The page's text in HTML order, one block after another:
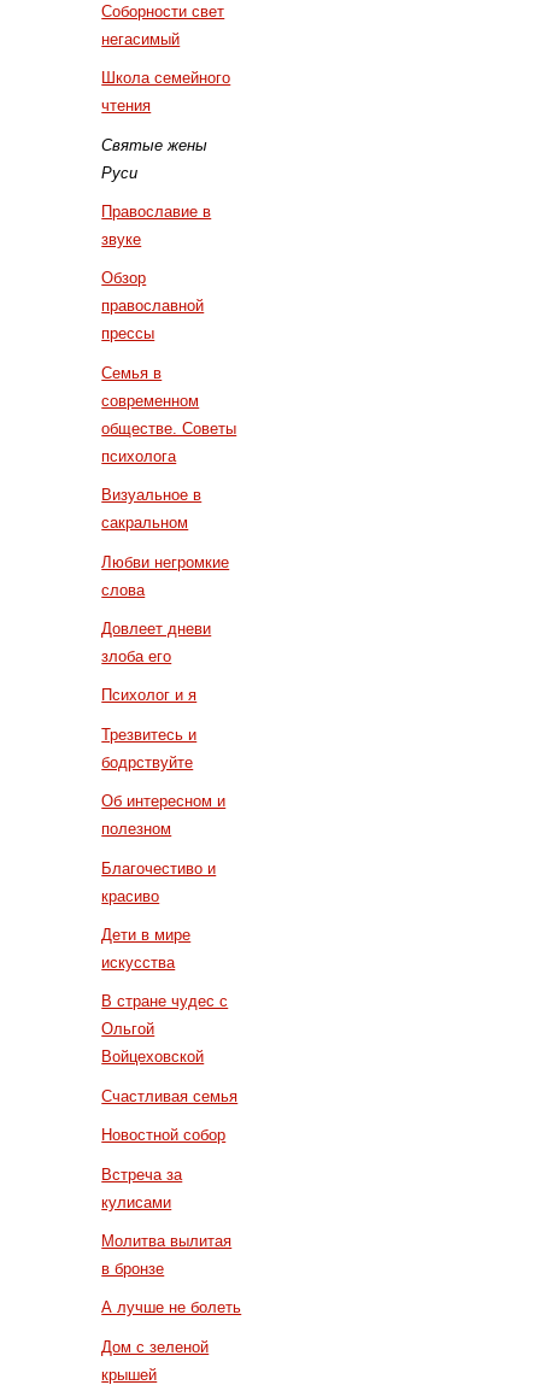
Соборности свет
негасимый
Школа семейного
чтения
Святые жены
Руси
Православие в
звуке
Обзор
православной
прессы
Семья в
современном
обществе. Советы
психолога
Визуальное в
сакральном
Любви негромкие
слова
Довлеет дневи
злоба его
Психолог и я
Трезвитесь и
бодрствуйте
Об интересном и
полезном
Благочестиво и
красиво
Дети в мире
искусства
В стране чудес с
Ольгой
Войцеховской
Счастливая семья
Новостной собор
Встреча за
кулисами
Молитва вылитая
в бронзе
А лучше не болеть
Дом с зеленой
крышей